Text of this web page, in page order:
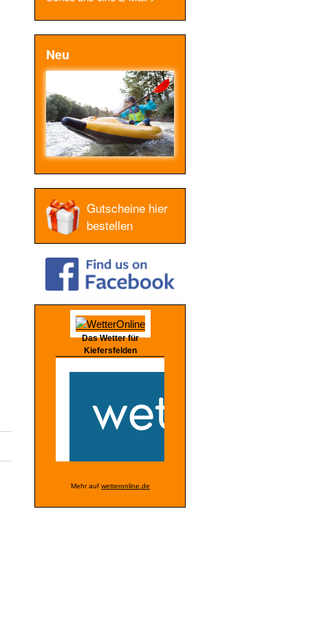
Neu
Gutscheine hier
bestellen
Das Wetter für
Kiefersfelden
Mehr auf wetteronline.de